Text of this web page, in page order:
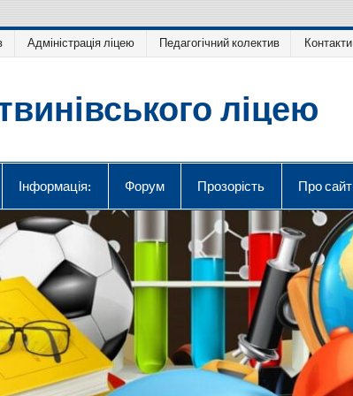
Адміністрація ліцею Педагогічний колектив Контакти
ліцею
Інформація: Форум Прозорість Про сайт